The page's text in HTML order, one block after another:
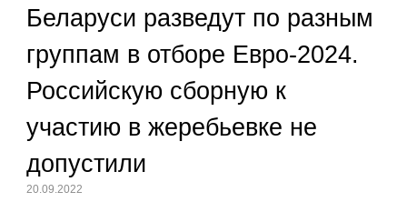
Беларуси разведут по разным
группам в отборе Евро-2024.
Российскую сборную к
участию в жеребьевке не
допустили
20.09.2022